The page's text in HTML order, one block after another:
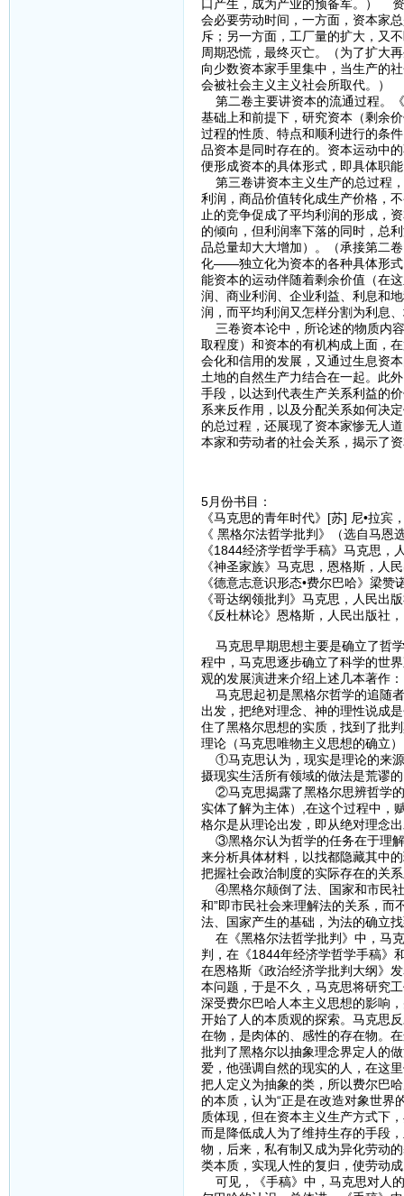
口产生，成为产业的预备军。）
会必要劳动时间，一方面，资本家
斥；另一方面，工厂量的扩大，又
周期恐慌，最终灭亡。（为了扩大
向少数资本家手里集中，当生产的
会被社会主义主义社会所取代。）
第二卷主要讲资本的流通过程。
基础上和前提下，研究资本（剩余
过程的性质、特点和顺利进行的条
品资本是同时存在的。资本运动中
便形成资本的具体形式，即具体职
第三卷讲资本主义生产的总过程
利润，商品价值转化成生产价格，
止的竞争促成了平均利润的形成，
的倾向，但利润率下落的同时，总
品总量却大大增加）。（承接第二
化——独立化为资本的各种具体形式
能资本的运动伴随着剩余价值（在
润、商业利润、企业利益、利息和
润，而平均利润又怎样分割为利息
三卷资本论中，所论述的物质内
取程度）和资本的有机构成上面，
会化和信用的发展，又通过生息资
土地的自然生产力结合在一起。此
手段，以达到代表生产关系利益的
系来反作用，以及分配关系如何决
的总过程，还展现了资本家惨无人
本家和劳动者的社会关系，揭示了
5月份书目：
《马克思的青年时代》[苏] 尼•拉宾
《 黑格尔法哲学批判》（选自马恩
《1844经济学哲学手稿》马克思，
《神圣家族》马克思，恩格斯，人
《德意志意识形态•费尔巴哈》梁
《哥达纲领批判》马克思，人民出
《反杜林论》恩格斯，人民出版社
马克思早期思想主要是确立了哲
程中，马克思逐步确立了科学的世
观的发展演进来介绍上述几本著作：
马克思起初是黑格尔哲学的追随
出发，把绝对理念、神的理性说成
住了黑格尔思想的实质，找到了批
理论（马克思唯物主义思想的确立
①马克思认为，现实是理论的来源
摄现实生活所有领域的做法是荒谬
②马克思揭露了黑格尔思辨哲学的
实体了解为主体）,在这个过程中，
格尔是从理论出发，即从绝对理念
③黑格尔认为哲学的任务在于理解
来分析具体材料，以找都隐藏其中
把握社会政治制度的实际存在的关
④黑格尔颠倒了法、国家和市民社
和”即市民社会来理解法的关系，而
法、国家产生的基础，为法的确立
在《黑格尔法哲学批判》中，马
判，在《1844年经济学哲学手稿》
在恩格斯《政治经济学批判大纲》
本问题，于是不久，马克思将研究
深受费尔巴哈人本主义思想的影响
开始了人的本质观的探索。马克思
在物，是肉体的、感性的存在物。
批判了黑格尔以抽象理念界定人的
爱，他强调自然的现实的人，在这
把人定义为抽象的类，所以费尔巴
的本质，认为“正是在改造对象世界
质体现，但在资本主义生产方式下
而是降低成人为了维持生存的手段
物，后来，私有制又成为异化劳动
类本质，实现人性的复归，使劳动
可见，《手稿》中，马克思对人